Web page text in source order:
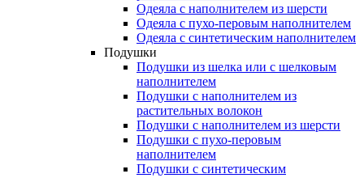
Одеяла с наполнителем из шерсти
Одеяла с пухо-перовым наполнителем
Одеяла с синтетическим наполнителем
Подушки
Подушки из шелка или с шелковым
наполнителем
Подушки с наполнителем из
растительных волокон
Подушки с наполнителем из шерсти
Подушки с пухо-перовым
наполнителем
Подушки с синтетическим